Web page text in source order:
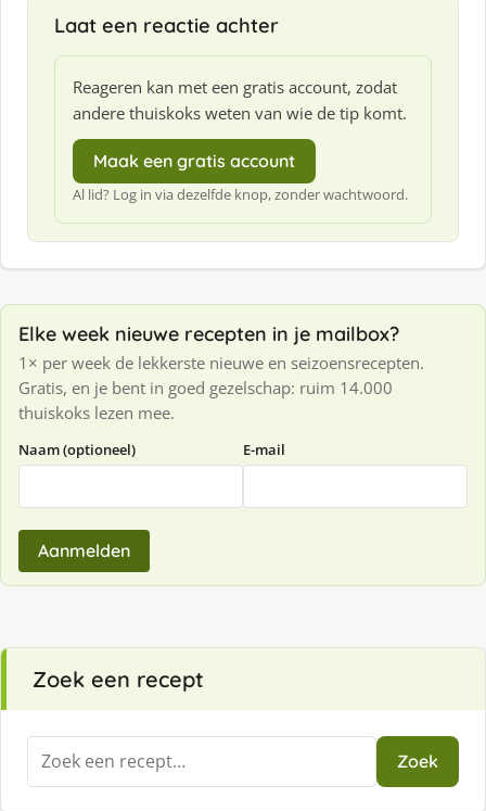
Laat een reactie achter
Reageren kan met een gratis account, zodat
andere thuiskoks weten van wie de tip komt.
Maak een gratis account
Al lid? Log in via dezelfde knop, zonder wachtwoord.
Elke week nieuwe recepten in je mailbox?
1× per week de lekkerste nieuwe en seizoensrecepten.
Gratis, en je bent in goed gezelschap: ruim 14.000
thuiskoks lezen mee.
Naam (optioneel) E-mail
Aanmelden
Zoek een recept
Zoeken
naar:
Zoek